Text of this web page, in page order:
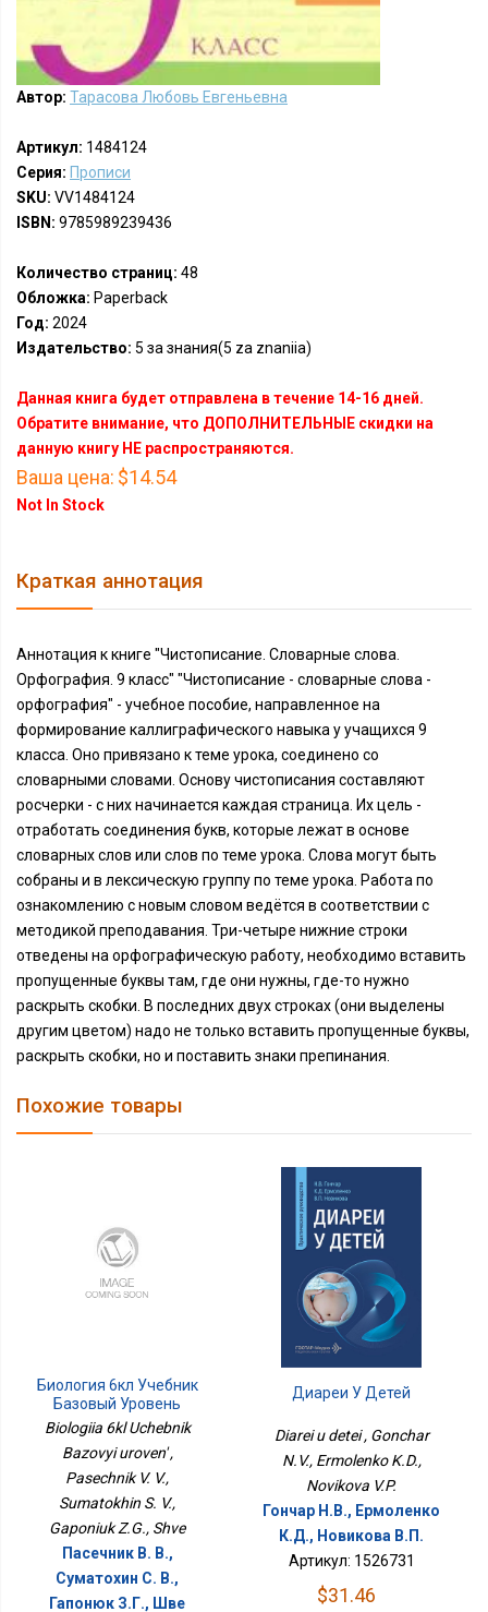
Автор: Тарасова Любовь Евгеньевна
Артикул: 1484124
Серия: Прописи
SKU: VV1484124
ISBN: 9785989239436
Количество страниц: 48
Обложка: Paperback
Год: 2024
Издательство: 5 за знания(5 za znaniia)
Данная книга будет отправлена в течение 14-16 дней.
Обратите внимание, что ДОПОЛНИТЕЛЬНЫЕ скидки на
данную книгу НЕ распространяются.
Ваша цена: $14.54
Not In Stock
Краткая аннотация
Аннотация к книге "Чистописание. Словарные слова.
Орфография. 9 класс" "Чистописание - словарные слова -
орфография" - учебное пособие, направленное на
формирование каллиграфического навыка у учащихся 9
класса. Оно привязано к теме урока, соединено со
словарными словами. Основу чистописания составляют
росчерки - с них начинается каждая страница. Их цель -
отработать соединения букв, которые лежат в основе
словарных слов или слов по теме урока. Слова могут быть
собраны и в лексическую группу по теме урока. Работа по
ознакомлению с новым словом ведётся в соответствии с
методикой преподавания. Три-четыре нижние строки
отведены на орфографическую работу, необходимо вставить
пропущенные буквы там, где они нужны, где-то нужно
раскрыть скобки. В последних двух строках (они выделены
другим цветом) надо не только вставить пропущенные буквы,
раскрыть скобки, но и поставить знаки препинания.
Похожие товары
Биология 6кл Учебник
Базовый Уровень
Biologiia 6kl Uchebnik
Bazovyi uroven' ,
Pasechnik V. V.,
Sumatokhin S. V.,
Gaponiuk Z.G., Shve
Пасечник В. В.,
Суматохин С. В.,
Гапонюк З.Г., Шве
Диареи У Детей
Diarei u detei , Gonchar
N.V., Ermolenko K.D.,
Novikova V.P.
Гончар Н.В., Ермоленко
К.Д., Новикова В.П.
Артикул: 1526731
$31.46